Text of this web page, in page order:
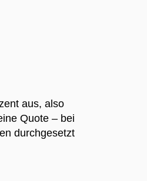
aus, also
Quote – bei
durchgesetzt